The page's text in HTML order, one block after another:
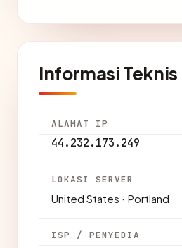
Informasi Teknis
ALAMAT IP
44.232.173.249
LOKASI SERVER
United States · Portland
ISP / PENYEDIA